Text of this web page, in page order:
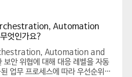
Automation
엇인가요?
Automation and
안 위협에 대해 대응 레벨을 자동
업무 프로세스에 따라 우선순위를